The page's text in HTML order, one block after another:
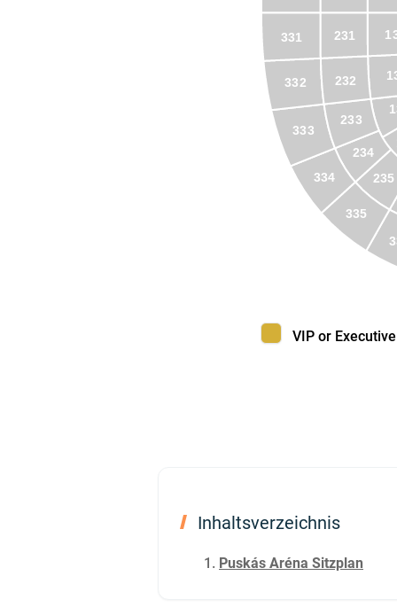
231
232
233
234
235
331
332
333
334
335
VIP or Executive
VIP or
Inhaltsverzeichnis
Puskás Aréna Sitzplan